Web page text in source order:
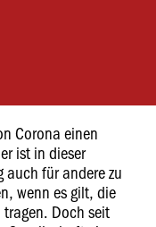
Corona einen
ist in dieser
für andere zu
wenn es gilt, die
Doch seit